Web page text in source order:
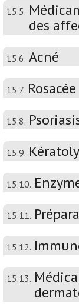
15.5.
des
15.6. Acné
15.7. Rosacée
15.8.
15.9.
15.10.
15.11.
15.12.
15.13.